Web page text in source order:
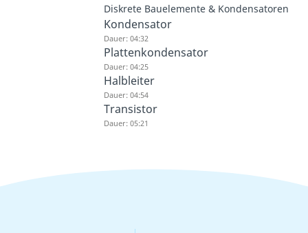
Diskrete Bauelemente & Kondensatoren
Kondensator
Dauer: 04:32
Plattenkondensator
Dauer: 04:25
Halbleiter
Dauer: 04:54
Transistor
Dauer: 05:21